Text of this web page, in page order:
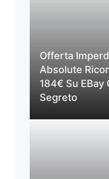
Offerta
Absolute
184€ Su EBay
Segreto